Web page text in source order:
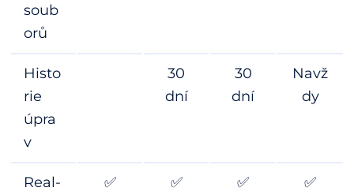
soub
orů
Histo
rie
úpra
v
30
dní
30
dní
Navž
dy
Real-
✅ ✅ ✅ ✅